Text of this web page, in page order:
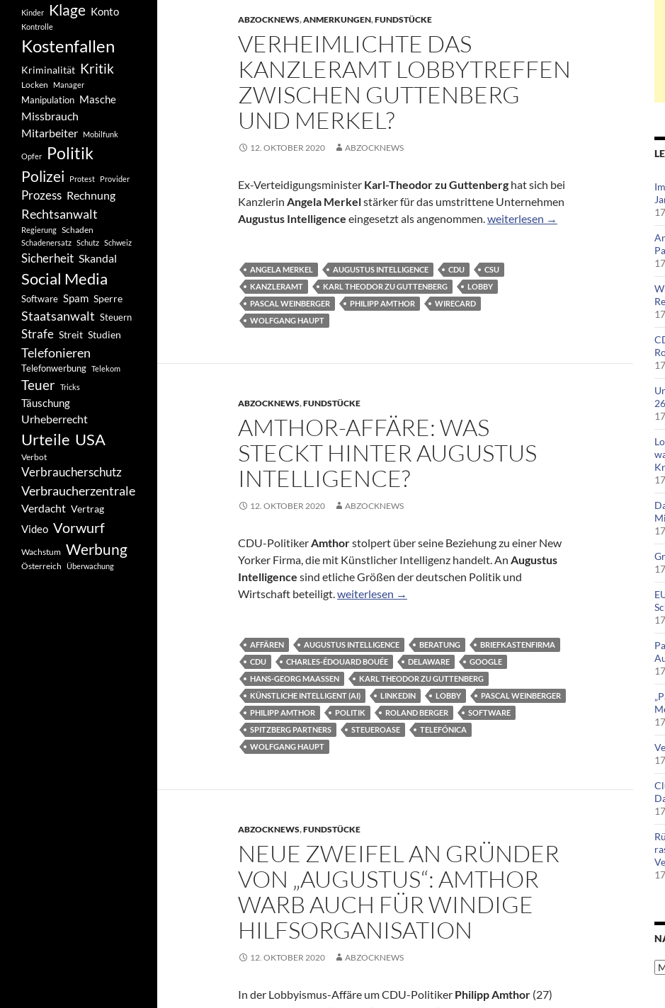
ABZOCKNEWS,ANMERKUNGEN,FUNDSTÜCKE
VERHEIMLICHTE DAS
KANZLERAMT LOBBYTREFFEN
ZWISCHEN GUTTENBERG
UND MERKEL?
12. OKTOBER 2020 ABZOCKNEWS
Ex-Verteidigungsminister Karl-Theodor zu Guttenberg hat sich bei
Kanzlerin Angela Merkelstärker für das umstrittene Unternehmen
Augustus Intelligence eingesetzt als angenommen.Verheimlichte das Kanzleramt
weiterlesen →
ANGELA MERKEL AUGUSTUS INTELLIGENCE CDU
CSU
KANZLERAMT
KARL THEODOR ZU GUTTENBERG
LOBBY
PASCAL WEINBERGER
PHILIPP AMTHOR
WIRECARD
WOLFGANG HAUPT
ABZOCKNEWS,FUNDSTÜCKE
AMTHOR-AFFÄRE: WAS
STECKT HINTER AUGUSTUS
INTELLIGENCE?
12. OKTOBER 2020 ABZOCKNEWS
CDU-PolitikerAmthorstolpert über seine Beziehung zu einer New
Yorker Firma, die mit Künstlicher Intelligenz handelt. An Augustus
Intelligence sind etliche Größen der deutschen Politik und
Wirtschaft beteiligt.Amthor-Affäre: Was steckt hinter Augustus Intelligence?
weiterlesen →
AFFÄREN AUGUSTUS INTELLIGENCE BERATUNG
BRIEFKASTENFIRMA
CDU
CHARLES-ÉDOUARD BOUÉE DELAWARE
GOOGLE
HANS-GEORG MAASSEN
KARL THEODOR ZU GUTTENBERG
KÜNSTLICHE INTELLIGENT (AI)
LINKEDIN LOBBY
PASCAL WEINBERGER
PHILIPP AMTHOR
POLITIK ROLAND BERGER
SOFTWARE
SPITZBERG PARTNERS
STEUEROASE
TELEFÓNICA
WOLFGANG HAUPT
ABZOCKNEWS,FUNDSTÜCKE
NEUE ZWEIFEL AN GRÜNDER
VON „AUGUSTUS“: AMTHOR
WARB AUCH FÜR WINDIGE
HILFSORGANISATION
12. OKTOBER 2020 ABZOCKNEWS
In der Lobbyismus-Affäre um CDU-Politiker Philipp Amthor (27)
–
Kinder Klage Konto
Kontrolle
Kostenfallen
Kriminalität Kritik
Locken Manager
Manipulation Masche
Missbrauch
Mitarbeiter
Mobilfunk
Opfer Politik
Polizei Protest Provider
Prozess Rechnung
Rechtsanwalt
Regierung Schaden
Schadenersatz Schutz Schweiz
Sicherheit Skandal
Social Media
Software Spam Sperre
Staatsanwalt Steuern
Strafe Streit Studien
Telefonieren
Telefonwerbung Telekom
Teuer Tricks
Täuschung
Urheberrecht
Urteile USA
Verbot
Verbraucherschutz
Verbraucherzentrale
Verdacht Vertrag
Video Vorwurf
Wachstum Werbung
Österreich Überwachung